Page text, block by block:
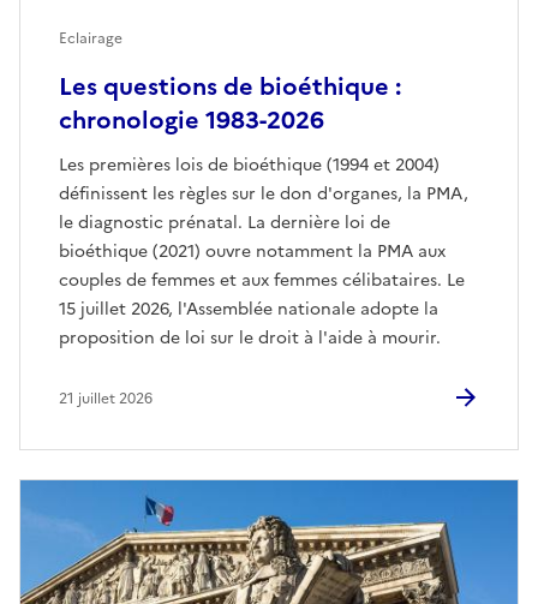
Les questions de bioéthique :
chronologie 1983-2026
Les premières lois de bioéthique (1994 et 2004)
définissent les règles sur le don d'organes, la PMA,
le diagnostic prénatal. La dernière loi de
bioéthique (2021) ouvre notamment la PMA aux
couples de femmes et aux femmes célibataires. Le
15 juillet 2026, l'Assemblée nationale adopte la
proposition de loi sur le droit à l'aide à mourir.
Eclairage
21 juillet 2026